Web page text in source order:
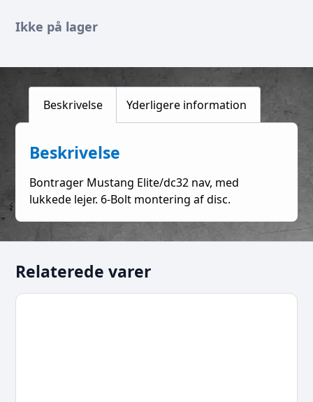
Ikke på lager
Beskrivelse Yderligere information
Beskrivelse
Bontrager Mustang Elite/dc32 nav, med
lukkede lejer. 6-Bolt montering af disc.
Relaterede varer